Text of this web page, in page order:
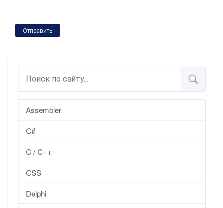
Assembler
C#
C / C++
CSS
Delphi
Отправить